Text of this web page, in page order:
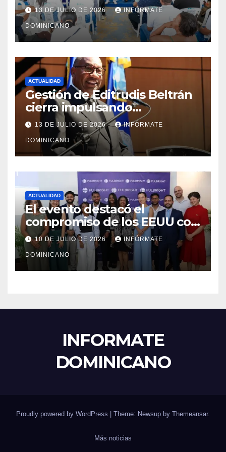
y fortalecimiento del PRM en
Monte Plata
13 DE JULIO DE 2026 INFÓRMATE
DOMINICANO
ACTUALIDAD
Gestión de Editrudis Beltrán
cierra impulsando
modernización, expansión y
transformación institucional
13 DE JULIO DE 2026 INFÓRMATE
DOMINICANO
ACTUALIDAD
El evento destacó el
compromiso de los EEUU con
el liderazgo, la innovación y la
excelencia académica por
más de ocho décadas.
10 DE JULIO DE 2026 INFÓRMATE
DOMINICANO
INFORMATE
DOMINICANO
Proudly powered by WordPress Theme: Newsup by Themeansar.
Más noticias